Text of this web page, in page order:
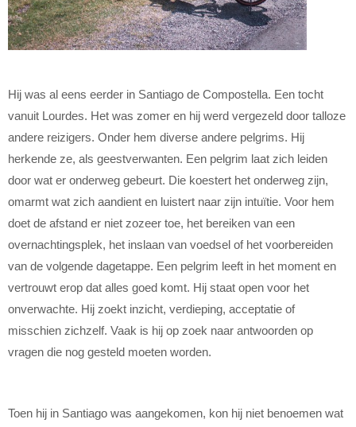
Hij was al eens eerder in Santiago de Compostella. Een tocht
vanuit Lourdes. Het was zomer en hij werd vergezeld door talloze
andere reizigers. Onder hem diverse andere pelgrims. Hij
herkende ze, als geestverwanten. Een pelgrim laat zich leiden
door wat er onderweg gebeurt. Die koestert het onderweg zijn,
omarmt wat zich aandient en luistert naar zijn intuïtie. Voor hem
doet de afstand er niet zozeer toe, het bereiken van een
overnachtingsplek, het inslaan van voedsel of het voorbereiden
van de volgende dagetappe. Een pelgrim leeft in het moment en
vertrouwt erop dat alles goed komt. Hij staat open voor het
onverwachte. Hij zoekt inzicht, verdieping, acceptatie of
misschien zichzelf. Vaak is hij op zoek naar antwoorden op
vragen die nog gesteld moeten worden.
Toen hij in Santiago was aangekomen, kon hij niet benoemen wat